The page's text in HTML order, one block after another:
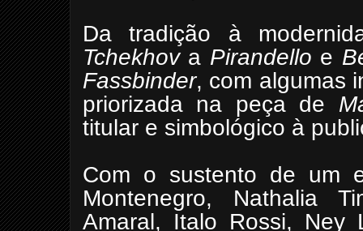
Da tradição à
Tchekhova Pirandello e
Fassbinder, com algumas
priorizada na peça de
titular e simbológico à
Com o sustento de um
Montenegro, Nathalia
Amaral, Italo Rossi, Ney